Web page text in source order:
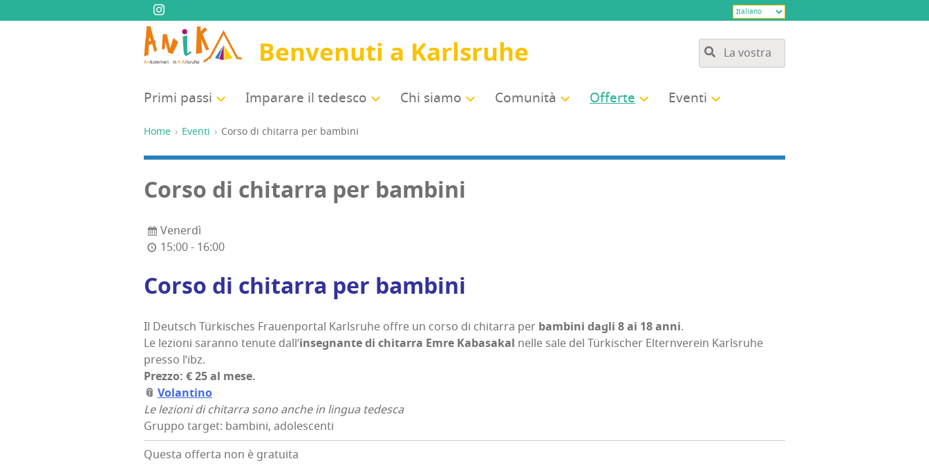
Benvenuti a Karlsruhe
Pri­mi passi Impa­ra­re il tedesco Chi sia­mo Comu­ni­tà Offer­te Even­ti
Home Eventi Cor­so di chi­tar­ra per bambini
Cor­so di chi­tar­ra per bambini
Venerdì
15:00 - 16:00
Cor­so di chi­tar­ra per bambini
Il Deu­tsch Tür­ki­sches Frauen­por­tal Karl­sru­he offre un cor­so di chi­tar­ra per bam­bi­ni dagli 8 ai 18 anni.
Le lezio­ni saran­no tenu­te dal­l’inse­gnan­te di chi­tar­ra Emre Kaba­sa­kal nel­le sale del Tür­ki­scher Eltern­ve­rein Karl­sru­he
pres­so l’ibz.
Prez­zo: € 25 al mese.
📎 Volan­ti­no
Le lezio­ni di chi­tar­ra sono anche in lin­gua tedesca
Gruppo target: bambini, adolescenti
Questa offerta non è gratuita